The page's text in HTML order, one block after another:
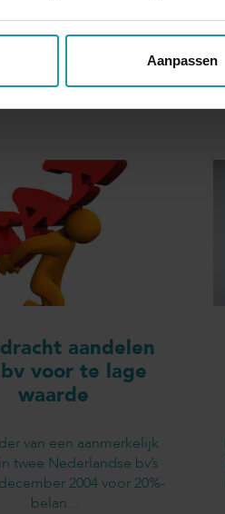
Aanpassen
Andere
aandelen
voor te lage
waarde
van een aanmerkelijk
twee Nederlandse bv’s
2004 voor 20%-
belan...